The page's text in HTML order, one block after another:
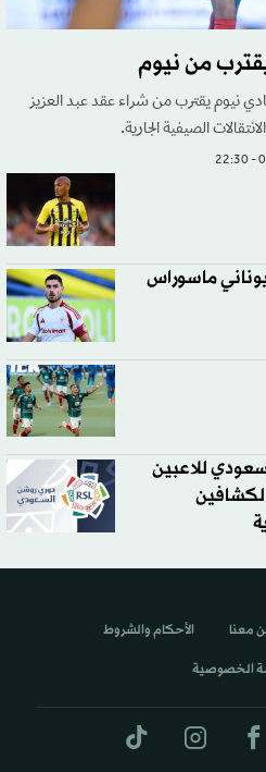
من نيوم
نيوم يقترب من شراء عقد عبد العزيز
الصيفية الجارية.
ماسوراس
للاعبين
معنا الأحكام والشروط
الخصوصية